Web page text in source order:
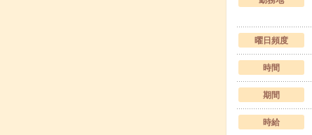
曜日頻度
時間
期間
時給